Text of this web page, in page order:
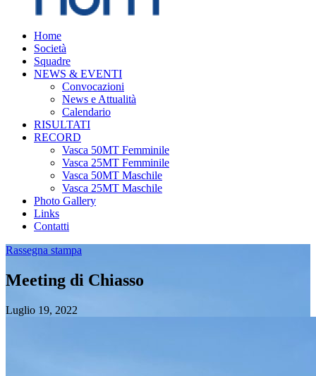
Home
Società
Squadre
NEWS & EVENTI
Convocazioni
News e Attualità
Calendario
RISULTATI
RECORD
Vasca 50MT Femminile
Vasca 25MT Femminile
Vasca 50MT Maschile
Vasca 25MT Maschile
Photo Gallery
Links
Contatti
Rassegna stampa
Meeting di Chiasso
Luglio 19, 2022